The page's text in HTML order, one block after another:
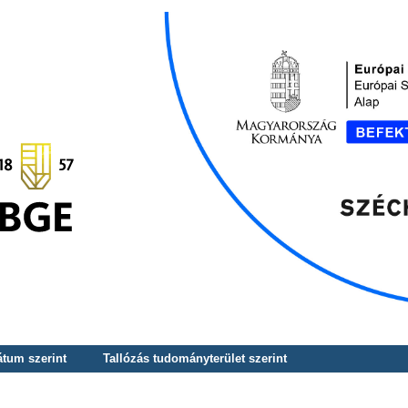
szerint
Tallózás tudományterület szerint